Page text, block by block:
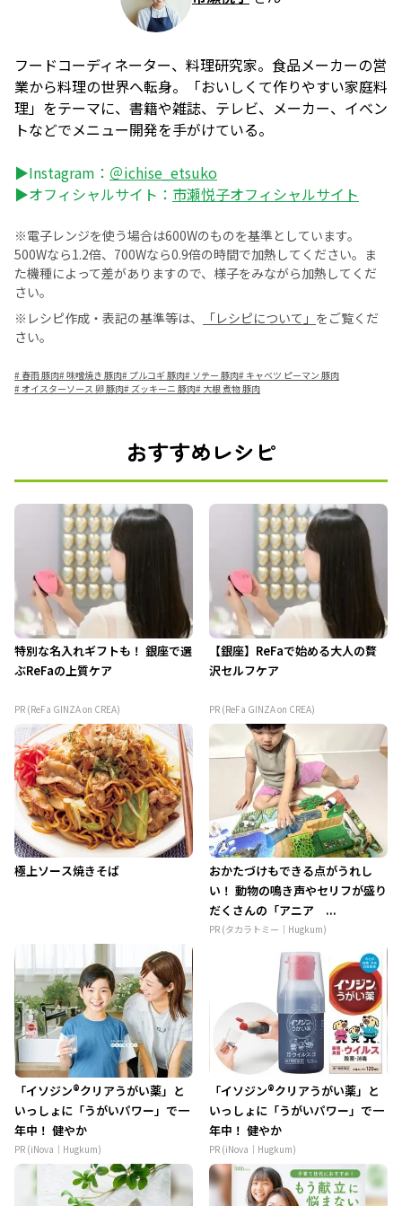
フードコーディネーター、料理研究家。食品メーカーの営
業から料理の世界へ転身。「おいしくて作りやすい家庭料
理」をテーマに、書籍や雑誌、テレビ、メーカー、イベン
トなどでメニュー開発を手がけている。
▶Instagram： ＠ichise_etsuko
▶オフィシャルサイト： 市瀬悦子オフィシャルサイト
※電子レンジを使う場合は600Wのものを基準としています。
500Wなら1.2倍、700Wなら0.9倍の時間で加熱してください。ま
た機種によって差がありますので、様子をみながら加熱してくだ
さい。
※レシピ作成・表記の基準等は、
「レシピについて」 をご覧くだ
さい。
# 春雨 豚肉#味噌焼き 豚肉# プルコギ 豚肉# ソテー 豚肉# キャベツ ピーマン 豚肉
#オイスターソース 卵 豚肉# ズッキーニ 豚肉# 大根 煮物 豚肉
おすすめレシピ
特別な名入れギフトも！ 銀座で選
ぶReFaの上質ケア
PR (ReFa GINZA on CREA)
【銀座】ReFaで始める大人の贅
沢セルフケア
PR (ReFa GINZA on CREA)
極上ソース焼きそば
おかたづけもできる点がうれし
い！ 動物の鳴き声やセリフが盛り
だくさんの「アニア ...
PR (タカラトミー｜Hugkum)
「イソジン®クリアうがい薬」と
いっしょに「うがいパワー」で一
年中！ 健やか
PR (iNova｜Hugkum)
「イソジン®クリアうがい薬」と
いっしょに「うがいパワー」で一
年中！ 健やか
PR (iNova｜Hugkum)